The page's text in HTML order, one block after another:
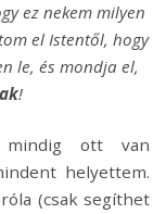
ez nekem milyen
el Istentől, hogy
le, és mondja el,
!
mindig ott van
helyettem.
(csak segíthet